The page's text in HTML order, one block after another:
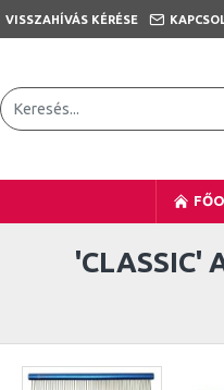
VISSZAHÍVÁS KÉRÉSE
'CLASSIC'